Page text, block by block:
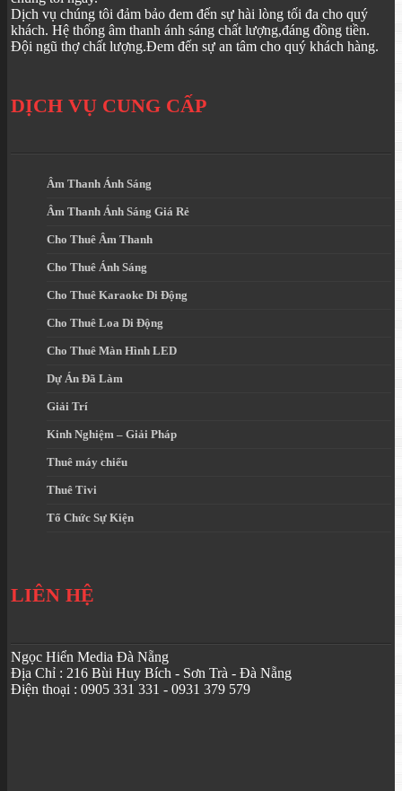
Dịch vụ chúng tôi đảm bảo đem đến sự hài lòng tối đa cho quý
khách. Hệ thống âm thanh ánh sáng chất lượng,đáng đồng tiền.
Đội ngũ thợ chất lượng.Đem đến sự an tâm cho quý khách hàng.
DỊCH VỤ CUNG CẤP
Âm Thanh Ánh Sáng
Âm Thanh Ánh Sáng Giá Rẻ
Cho Thuê Âm Thanh
Cho Thuê Ánh Sáng
Cho Thuê Karaoke Di Động
Cho Thuê Loa Di Động
Cho Thuê Màn Hình LED
Dự Án Đã Làm
Giải Trí
Kinh Nghiệm – Giải Pháp
Thuê máy chiếu
Thuê Tivi
Tổ Chức Sự Kiện
LIÊN HỆ
Ngọc Hiển Media Đà Nẵng
Địa Chỉ : 216 Bùi Huy Bích - Sơn Trà - Đà Nẵng
Điện thoại : 0905 331 331 - 0931 379 579